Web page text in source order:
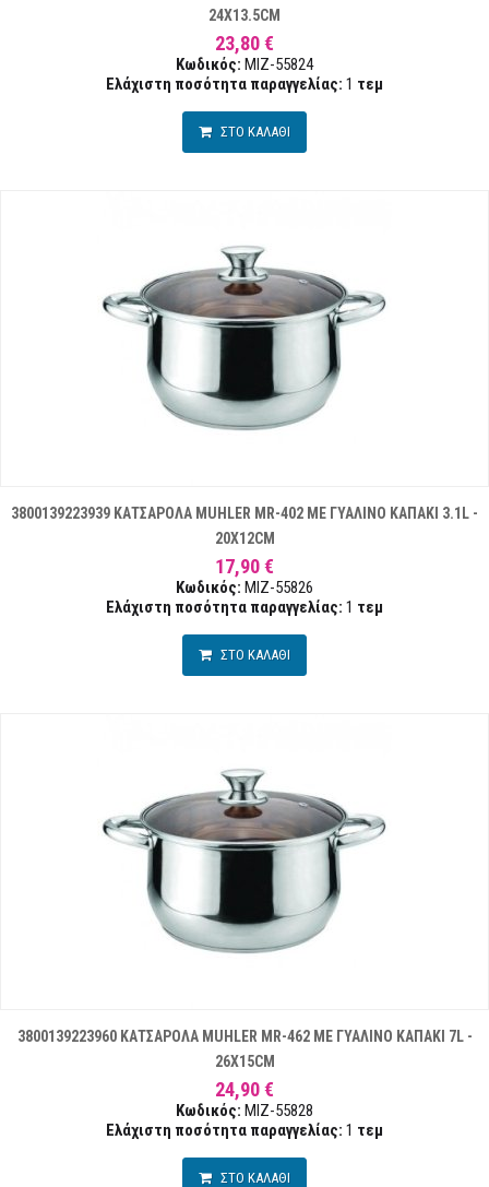
24X13.5CM
23,80 €
Κωδικός: MIZ-55824
Ελάχιστη ποσότητα παραγγελίας: 1 τεμ
ΣΤΟ ΚΑΛΑΘΙ
3800139223939 ΚΑΤΣΑΡΟΛΑ MUHLER MR-402 ΜΕ ΓΥΑΛΙΝΟ ΚΑΠΑΚΙ 3.1L -
20X12CM
17,90 €
Κωδικός: MIZ-55826
Ελάχιστη ποσότητα παραγγελίας: 1 τεμ
ΣΤΟ ΚΑΛΑΘΙ
3800139223960 ΚΑΤΣΑΡΟΛΑ MUHLER MR-462 ΜΕ ΓΥΑΛΙΝΟ ΚΑΠΑΚΙ 7L -
26X15CM
24,90 €
Κωδικός: MIZ-55828
Ελάχιστη ποσότητα παραγγελίας: 1 τεμ
ΣΤΟ ΚΑΛΑΘΙ